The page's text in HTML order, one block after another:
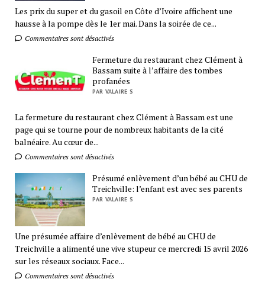
Les prix du super et du gasoil en Côte d’Ivoire affichent une
hausse à la pompe dès le 1er mai. Dans la soirée de ce...
Commentaires sont désactivés
Fermeture du restaurant chez Clément à
Bassam suite à l’affaire des tombes
profanées
PAR VALAIRE S
La fermeture du restaurant chez Clément à Bassam est une
page qui se tourne pour de nombreux habitants de la cité
balnéaire. Au cœur de...
Commentaires sont désactivés
Présumé enlèvement d’un bébé au CHU de
Treichville: l’enfant est avec ses parents
PAR VALAIRE S
Une présumée affaire d’enlèvement de bébé au CHU de
Treichville a alimenté une vive stupeur ce mercredi 15 avril 2026
sur les réseaux sociaux. Face...
Commentaires sont désactivés